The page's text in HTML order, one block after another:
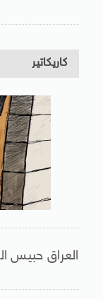
كاريكاتير
العراق حبيس